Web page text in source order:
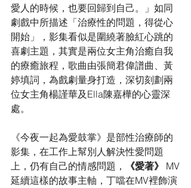
愛人的時候，也要回歸到自己。」如同
劇戲中所描述「治療性的問題，得從心
開始」，影集看似是圍繞著臉紅心跳的
喜劇主題，其實是兩位女主角治癒自我
的療癒旅程，歌曲由張簡君偉譜曲、黃
婷填詞，為戲劇量身打造，深切刻劃兩
位女主角楊謹華及Ella陳嘉樺的心靈深
處。
《今夜一起為愛鼓掌》是部性治療師的
影集，在工作上幫別人解決性愛問題
上，仍有自己的情感問題，
《愛著》 MV
延續這樣的故事主軸，丁噹在MV裡飾演